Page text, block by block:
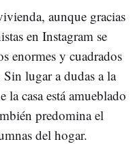
aunque gracias
en Instagram se
enormes y cuadrados
Sin lugar a dudas a la
casa está amueblado
predomina el
del hogar.